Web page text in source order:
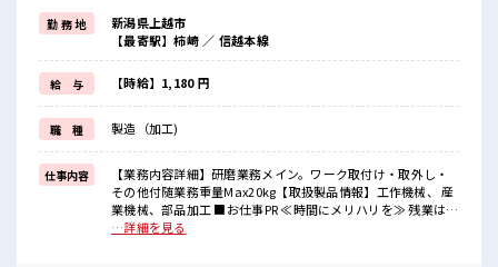
基本的に髪色自由で明るすぎたり奇抜でなければOKです！
(規定有)≪ラクラク制服アリ≫
制服があるので、
毎日の服装の悩み解消♪
≪未経験でも活躍できる≫
新しいことにチャレンジするのは不安だけど、
しっかり働く環境が整っています！
イチからスキルUP・ステップUP目指していきましょう！
≪様々なお仕事をご提案≫
一人で悩まず気軽に相談できる、
派遣のお仕事です！
■職場の雰囲気
勤 務 地
新潟県上越市
【最寄駅】柿崎 ／ 信越本線
給 与 【時給】1,180 円
職 種 製造（加工)
仕事内容
【業務内容詳細】研磨業務メイン。ワーク取付け・取外し・
その他付随業務重量Max20kg【取扱製品情報】工作機械、 産
業機械、部品加工 ■お仕事PR ≪時間にメリハリを≫ 残業はほ
とんどナシ！ 場合によってはお願いすることもあります♪ ≪
…詳細を見る